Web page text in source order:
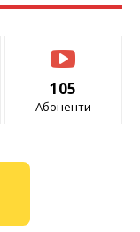
105
Абоненти